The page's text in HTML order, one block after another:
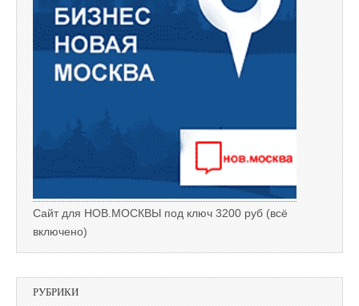
Сайт для НОВ.МОСКВЫ под ключ 3200 руб (всё
включено)
РУБРИКИ